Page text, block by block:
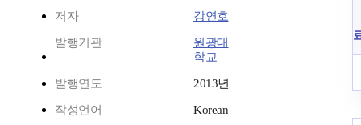
저자 강연호
발행기관
원광대
학교
발행연도 2013년
작성언어 Korean